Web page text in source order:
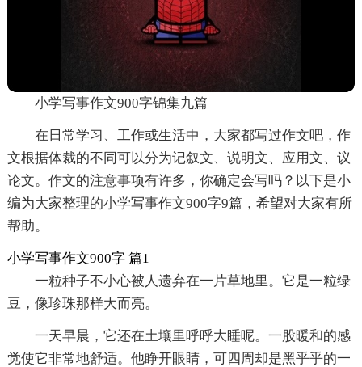
小学写事作文900字锦集九篇
在日常学习、工作或生活中，大家都写过作文吧，作
文根据体裁的不同可以分为记叙文、说明文、应用文、议
论文。作文的注意事项有许多，你确定会写吗？以下是小
编为大家整理的小学写事作文900字9篇，希望对大家有所
帮助。
小学写事作文900字 篇1
一粒种子不小心被人遗弃在一片草地里。它是一粒绿
豆，像珍珠那样大而亮。
一天早晨，它还在土壤里呼呼大睡呢。一股暖和的感
觉使它非常地舒适。他睁开眼睛，可四周却是黑乎乎的一